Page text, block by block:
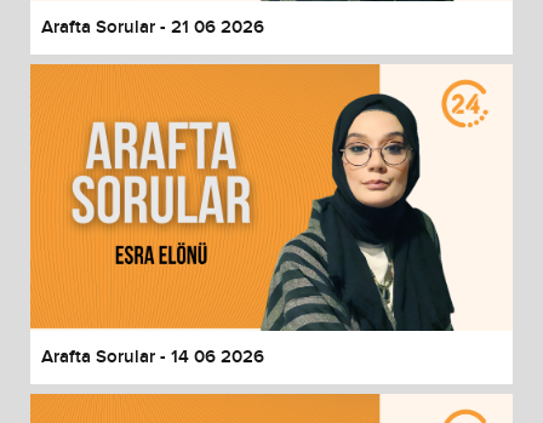
Arafta Sorular - 21 06 2026
Arafta Sorular - 14 06 2026